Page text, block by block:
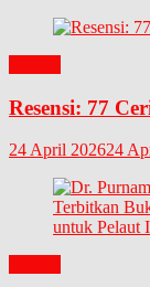
Resensi: 77
24 April 202624